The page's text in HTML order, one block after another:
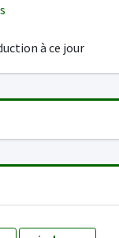
à ce jour